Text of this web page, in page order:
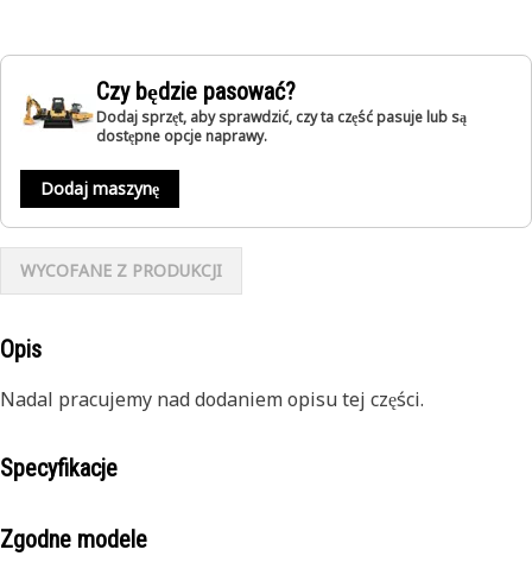
Czy będzie pasować?
Dodaj sprzęt, aby sprawdzić, czy ta część pasuje lub są
dostępne opcje naprawy.
Dodaj maszynę
WYCOFANE Z PRODUKCJI
Opis
Nadal pracujemy nad dodaniem opisu tej części.
Specyfikacje
Zgodne modele